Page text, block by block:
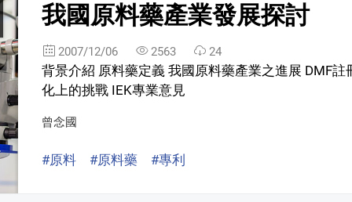
我國原料藥產業發展探討
2007/12/06 2563 24
背景介紹 原料藥定義 我國原料藥產業之進展 DMF
化上的挑戰 IEK專業意見
曾念國
#原料 #原料藥 #專利